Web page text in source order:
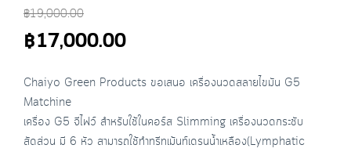
฿19,000.00
฿17,000.00
Chaiyo Green Products ขอเสนอ เครื่องนวดสลายไขมัน G5
Matchine
เครื่อง G5 จีไฟว์ สำหรับใช้ในคอร์ส Slimming เครื่องนวดกระชับ
สัดส่วน มี 6 หัว สามารถใช้ทำทรีทเม้นท์เดรนน้ำเหลือง(Lymphatic